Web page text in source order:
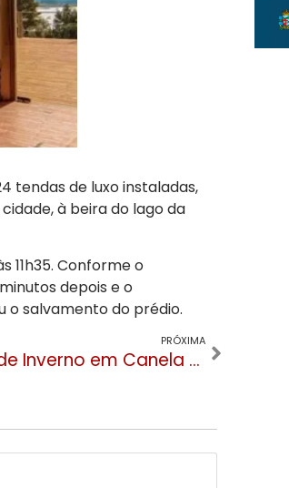
tendas de luxo instaladas,
à beira do lago da
11h35. Conforme o
depois e o
o salvamento do prédio.
PRÓXIMA
Temporada de Inverno em Canela terá decoração especial, Festa Colonial e shows nacionais